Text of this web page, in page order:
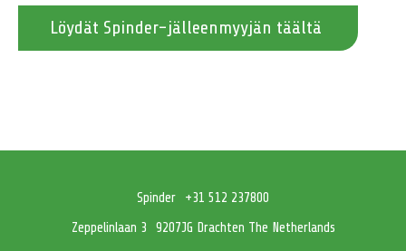
Löydät Spinder-jälleenmyyjän täältä
Spinder
+31 512 237800
Zeppelinlaan 3
9207JG Drachten The Netherlands